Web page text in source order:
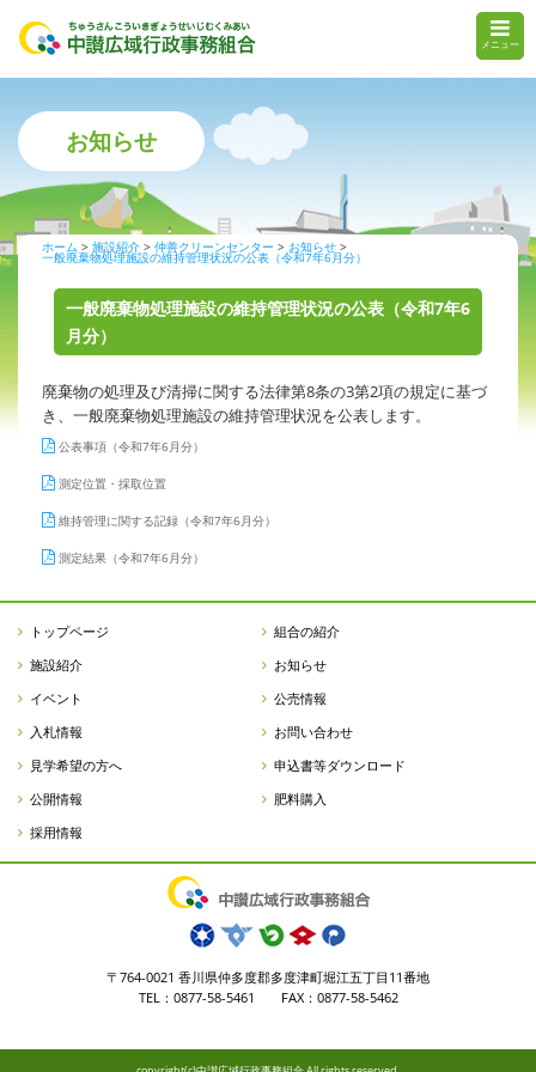
メニュー
お知らせ
ホーム 施設紹介 仲善クリーンセンター お知らせ
一般廃棄物処理施設の維持管理状況の公表（令和7年6月分）
一般廃棄物処理施設の維持管理状況の公表（令和7年6
月分）
廃棄物の処理及び清掃に関する法律第8条の3第2項の規定に基づ
き、一般廃棄物処理施設の維持管理状況を公表します。
公表事項（令和7年6月分）
測定位置・採取位置
維持管理に関する記録（令和7年6月分）
測定結果（令和7年6月分）
トップページ
組合の紹介
施設紹介
お知らせ
イベント
公売情報
入札情報
お問い合わせ
見学希望の方へ
申込書等ダウンロード
公開情報
肥料購入
採用情報
〒764-0021 香川県仲多度郡多度津町堀江五丁目11番地
TEL：0877-58-5461 FAX：0877-58-5462